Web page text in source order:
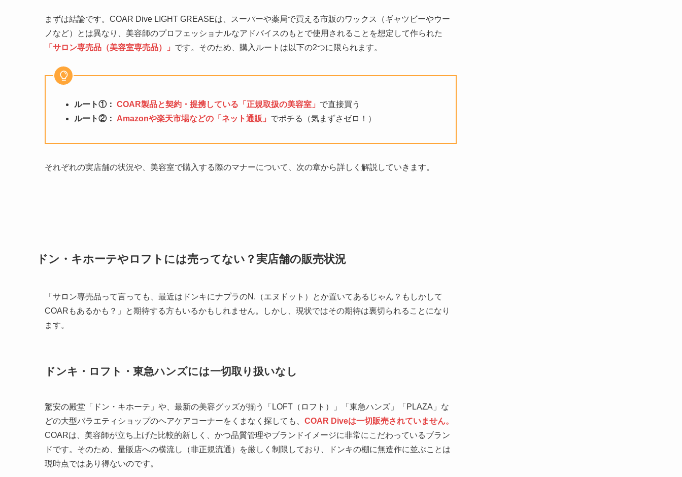
まずは結論です。COAR Dive LIGHT GREASEは、スーパーや薬局で買える市販のワックス（ギャツビーやウー
ノなど）とは異なり、美容師のプロフェッショナルなアドバイスのもとで使用されることを想定して作られた
「サロン専売品（美容室専売品）」 です。そのため、購入ルートは以下の2つに限られます。
ルート①： COAR製品と契約・提携している「正規取扱の美容室」 で直接買う
ルート②：
Amazonや楽天市場などの「ネット通販」 でポチる（気まずさゼロ！）
それぞれの実店舗の状況や、美容室で購入する際のマナーについて、次の章から詳しく解説していきます。
ドン・キホーテやロフトには売ってない？実店舗の販売状況
「サロン専売品って言っても、最近はドンキにナプラのN.（エヌドット）とか置いてあるじゃん？もしかして
COARもあるかも？」と期待する方もいるかもしれません。しかし、現状ではその期待は裏切られることになり
ます。
ドンキ・ロフト・東急ハンズには一切取り扱いなし
驚安の殿堂「ドン・キホーテ」や、最新の美容グッズが揃う「LOFT（ロフト）」「東急ハンズ」「PLAZA」な
どの大型バラエティショップのヘアケアコーナーをくまなく探しても、 COAR Diveは一切販売されていません。
COARは、美容師が立ち上げた比較的新しく、かつ品質管理やブランドイメージに非常にこだわっているブラン
ドです。そのため、量販店への横流し（非正規流通）を厳しく制限しており、ドンキの棚に無造作に並ぶことは
現時点ではあり得ないのです。